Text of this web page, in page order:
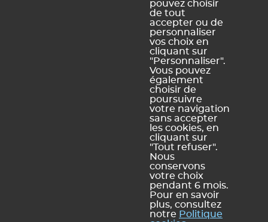
Légal produits
Conditions générales de
vente et d'utilisation
Dispositions relatives à la
protection des données
personnelles
pouvez choisir
de tout
accepter ou de
personnaliser
vos choix en
cliquant sur
"Personnaliser".
Vous pouvez
également
choisir de
poursuivre
votre navigation
sans accepter
les cookies, en
cliquant sur
"Tout refuser".
Nous
conservons
votre choix
pendant 6 mois.
Pour en savoir
plus, consultez
notre Politique